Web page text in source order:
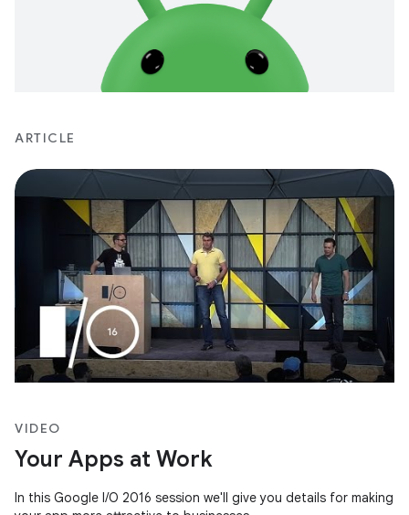
ARTICLE
VIDEO
Your Apps at Work
In this Google I/O 2016 session we'll give you details for making